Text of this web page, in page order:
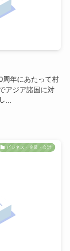
周年にあたって村
アジア諸国に対
...
ビジネス・企業・会計